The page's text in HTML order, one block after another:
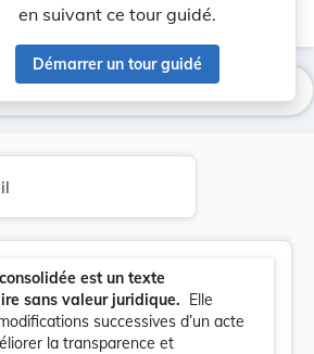
en suivant ce tour guidé.
Démarrer un tour guidé
est un texte
sans valeur juridique. Elle
successives d’un acte
la transparence et